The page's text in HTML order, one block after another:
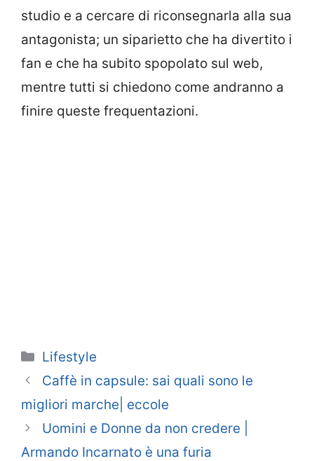
studio e a cercare di riconsegnarla alla sua
antagonista; un siparietto che ha divertito i
fan e che ha subito spopolato sul web,
mentre tutti si chiedono come andranno a
finire queste frequentazioni.
Categorie
Lifestyle
Caffè in capsule: sai quali sono le
migliori marche| eccole
Uomini e Donne da non credere |
Armando Incarnato è una furia